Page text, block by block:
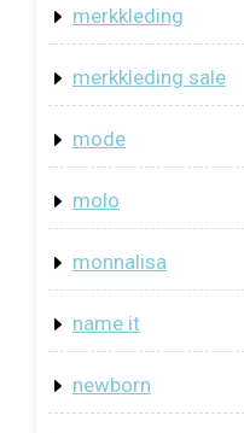
merkkleding
merkkleding sale
mode
molo
monnalisa
name it
newborn